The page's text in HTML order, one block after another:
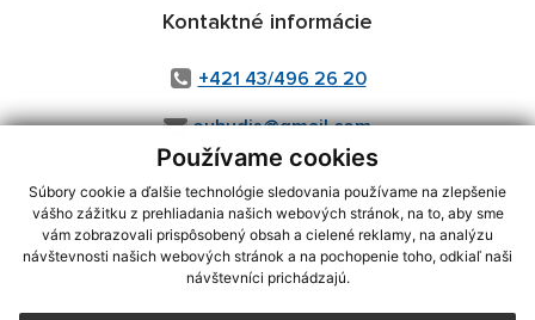
Používame cookies
Súbory cookie a ďalšie technológie sledovania používame na zlepšenie
vášho zážitku z prehliadania našich webových stránok, na to, aby sme
vám zobrazovali prispôsobený obsah a cielené reklamy, na analýzu
návštevnosti našich webových stránok a na pochopenie toho, odkiaľ naši
návštevníci prichádzajú.
Kontaktné informácie
+421 43/496 26 20
oubudis@gmail.com
využite možnosť získavania aktuálnych informácií s využitím RSS
CMS systém (redakčný) systém ECHELON 2,Mapa stránok,web portál
webex.digital, s.r.o.,domény,registrácia domény